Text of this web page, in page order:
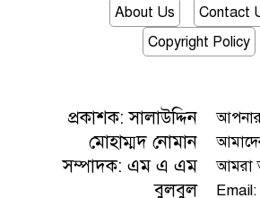
About Us Contact
Copyright Policy
প্রকাশক: সালাউদ্দিন
মোহাম্মদ নোমান
সম্পাদক: এম এ এম
বুলবুল
আপনার
আমরা
Email: